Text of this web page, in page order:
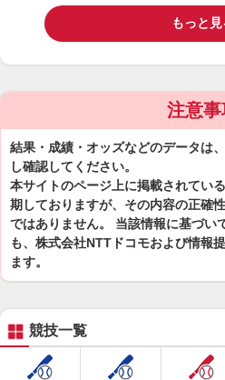
もっと見
注意事
結果・成績・オッズなどのデータは
し確認してください。
本サイトのページ上に掲載されてい
期しておりますが、その内容の正確
ではありません。 当該情報に基づい
も、株式会社NTTドコモおよび情報
ます。
競技一覧